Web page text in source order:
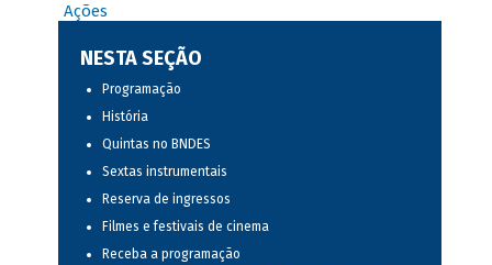
Ações
NESTA SEÇÃO
Programação
História
Quintas no BNDES
Sextas instrumentais
Reserva de ingressos
Filmes e festivais de cinema
Receba a programação